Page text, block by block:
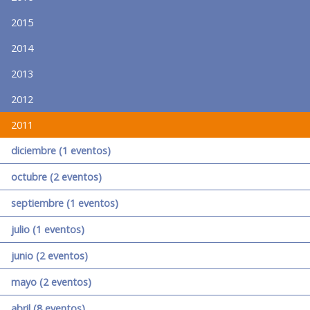
2015
2014
2013
2012
2011
diciembre (1 eventos)
octubre (2 eventos)
septiembre (1 eventos)
julio (1 eventos)
junio (2 eventos)
mayo (2 eventos)